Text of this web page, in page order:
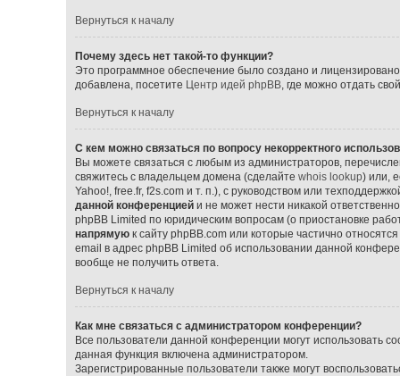
Вернуться к началу
Почему здесь нет такой-то функции?
Это программное обеспечение было создано и
добавлена, посетите Центр идей phpBB, где можно отдать
Вернуться к началу
С кем можно связаться по вопросу некорректного
Вы можете связаться с любым из администраторов,
свяжитесь с владельцем домена (сделайте whois lookup) или,
Yahoo!, free.fr, f2s.com и т. п.), с руководством или
данной конференциейи не может нести никакой
phpBB Limited по юридическим вопросам (о приостановке
напрямуюк сайту phpBB.com или которые частично
email в адрес phpBB Limited об использовании данной
вообще не получить ответа.
Вернуться к началу
Как мне связаться с администратором конференции?
Все пользователи данной конференции могут использовать
данная функция включена администратором.
Зарегистрированные пользователи также могут